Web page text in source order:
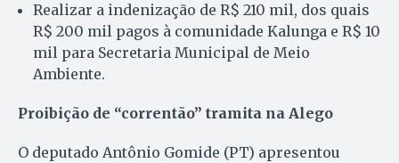
Realizar a indenização de R$ 210 mil, dos quais
R$ 200 mil pagos à comunidade Kalunga e R$ 10
mil para Secretaria Municipal de Meio
Ambiente.
Proibição de “correntão” tramita na Alego
O deputado Antônio Gomide (PT) apresentou